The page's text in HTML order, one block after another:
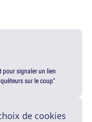
pour signaler un lien
sur le coup"
de cookies